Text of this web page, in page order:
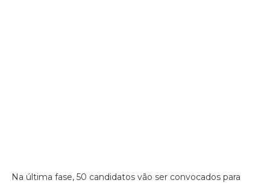
Na última fase, 50 candidatos vão ser convocados para